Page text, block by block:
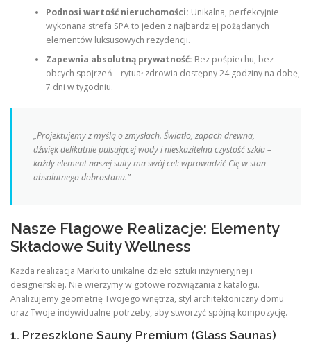
Podnosi wartość nieruchomości: Unikalna, perfekcyjnie
wykonana strefa SPA to jeden z najbardziej pożądanych
elementów luksusowych rezydencji.
Zapewnia absolutną prywatność: Bez pośpiechu, bez
obcych spojrzeń – rytuał zdrowia dostępny 24 godziny na dobę,
7 dni w tygodniu.
„Projektujemy z myślą o zmysłach. Światło, zapach drewna,
dźwięk delikatnie pulsującej wody i nieskazitelna czystość szkła –
każdy element naszej suity ma swój cel: wprowadzić Cię w stan
absolutnego dobrostanu.”
Nasze Flagowe Realizacje: Elementy
Składowe Suity Wellness
Każda realizacja Marki to unikalne dzieło sztuki inżynieryjnej i
designerskiej. Nie wierzymy w gotowe rozwiązania z katalogu.
Analizujemy geometrię Twojego wnętrza, styl architektoniczny domu
oraz Twoje indywidualne potrzeby, aby stworzyć spójną kompozycję.
1. Przeszklone Sauny Premium (Glass Saunas)